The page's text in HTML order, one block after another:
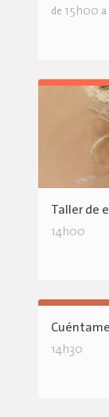
de 15h00 a
Taller de
14h00
14h30